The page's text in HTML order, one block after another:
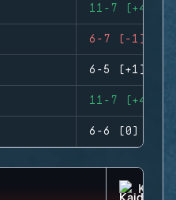
11-7 (+4)
6-7 (-1)
6-5 (+1)
11-7 (+4)
6-6 (0)
KAID